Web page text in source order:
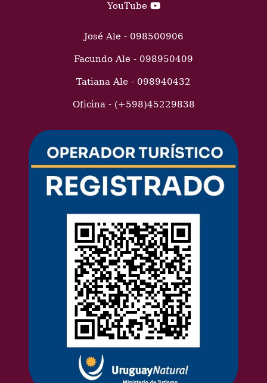
YouTube
José Ale - 098500906
Facundo Ale - 098950409
Tatiana Ale - 098940432
Oficina - (+598)45229838